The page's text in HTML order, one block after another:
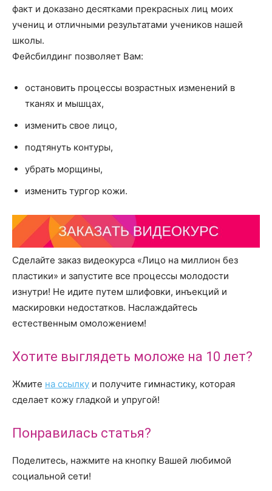
факт и доказано десятками прекрасных лиц моих
учениц и отличными результатами учеников нашей
школы.
Фейсбилдинг позволяет Вам:
остановить процессы возрастных изменений в
тканях и мышцах,
изменить свое лицо,
подтянуть контуры,
убрать морщины,
изменить тургор кожи.
Сделайте заказ видеокурса «Лицо на миллион без
пластики» и запустите все процессы молодости
изнутри! Не идите путем шлифовки, инъекций и
маскировки недостатков. Наслаждайтесь
естественным омоложением!
Хотите выглядеть моложе на 10 лет?
Жмите на ссылку и получите гимнастику, которая
сделает кожу гладкой и упругой!
Понравилась статья?
Поделитесь, нажмите на кнопку Вашей любимой
социальной сети!